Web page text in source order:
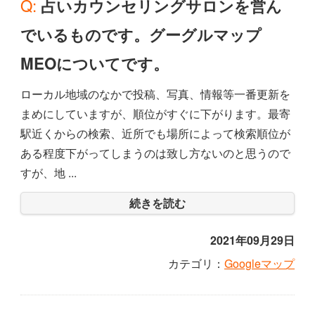
Q: 占いカウンセリングサロンを営ん
でいるものです。グーグルマップ
MEOについてです。
ローカル地域のなかで投稿、写真、情報等一番更新を
まめにしていますが、順位がすぐに下がります。最寄
駅近くからの検索、近所でも場所によって検索順位が
ある程度下がってしまうのは致し方ないのと思うので
すが、地 ...
続きを読む
2021年09月29日
カテゴリ： Googleマップ